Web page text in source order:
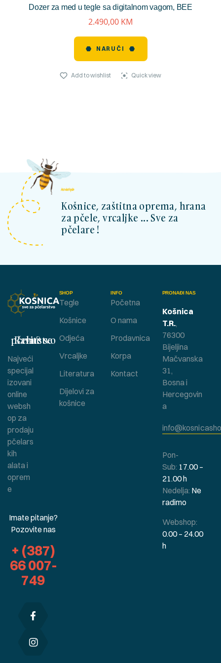
Dozer za med u tegle sa digitalnom vagom, BEE
reviews)
2.490,00 KM
NARUČI
Add to wishlist Quick view
kosnicashop.ba
Košnice, zaštitna oprema, hrana
za pčele, vrcaljke ... Sve za
pčelare !
SHOP
Tegle
Košnice
Odjeća
Vrcaljke
Literatura
Dijelovi za
košnice
INFO
Početna
O nama
Prodavnica
Korpa
Kontact
Bavite se pčelarstvom ?
Najveći
specijal
izovani
online
websh
op za
prodaju
pčelars
kih
alata i
oprem
e
Imate pitanje?
Pozovite nas
+ (387)
66 007-
749
PRONAĐI NAS
Košnica
T.R.,
76300
Bijeljina
Mačvanska
31,
Bosna i
Hercegovin
a
Pon-
Sub: 17.00 –
21.00 h
Nedelja: Ne
radimo
Webshop:
0.00 – 24.00
h